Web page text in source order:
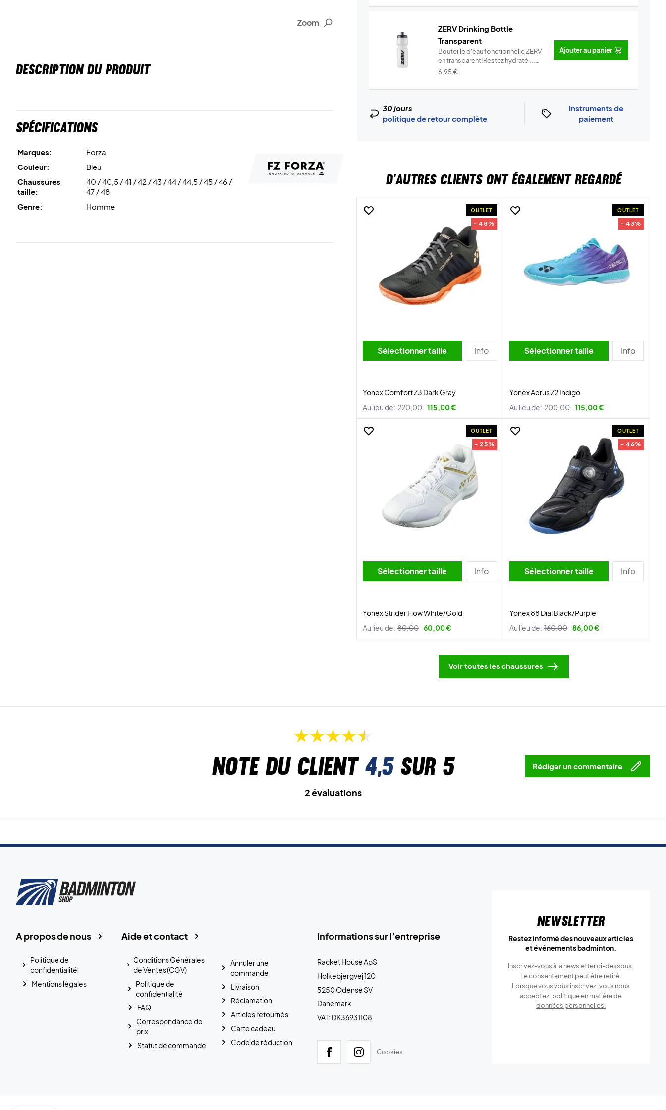
Zoom
DESCRIPTION DU PRODUIT
Spécifications
Marques:
Forza
Couleur:
Bleu
Chaussures
taille:
40 / 40,5 / 41 / 42 / 43 / 44 / 44,5 / 45 / 46 /
47 / 48
Genre:
Homme
ZERV Drinking Bottle
Transparent
Bouteille d'eau fonctionnelle ZERV
en transparent!Restez hydraté ...
Info
6,95€
Ajouter au panier
30 jours
politique de retour complète
Instruments de
paiement
D'AUTRES CLIENTS ONT ÉGALEMENT REGARDÉ
OUTLET
- 48%
Sélectionner taille Info
Yonex Comfort Z3 Dark Gray
Au lieu de: 220,00 115,00 €
OUTLET
- 43%
Sélectionner taille Info
Yonex Aerus Z2 Indigo
Au lieu de: 200,00 115,00 €
OUTLET
- 25%
Sélectionner taille Info
Yonex Strider Flow White/Gold
Au lieu de: 80,00 60,00 €
OUTLET
- 46%
Sélectionner taille Info
Yonex 88 Dial Black/Purple
Au lieu de: 160,00 86,00 €
Voir toutes les chaussures
Note du client 4,5sur 5 Rédiger un commentaire
2 évaluations
Informations sur l’entreprise
Racket House ApS
Holkebjergvej 120
5250 Odense SV
Danemark
VAT: DK36931108
Cookies
Aide et contact
Conditions Générales
de Ventes (CGV)
Politique de
confidentialité
FAQ
Correspondance de
prix
Statut de commande
Annuler une
commande
Livraison
Réclamation
Articles retournés
Carte cadeau
Code de réduction
A propos de nous
Politique de
confidentialité
Mentions légales
Newsletter
Restez informé des nouveaux articles
et événements badminton.
Inscrivez-vous à la newsletter ci-dessous.
Le consentement peut être retiré.
Lorsque vous vous inscrivez, vous nous
acceptez. politique en matière de
données personnelles.